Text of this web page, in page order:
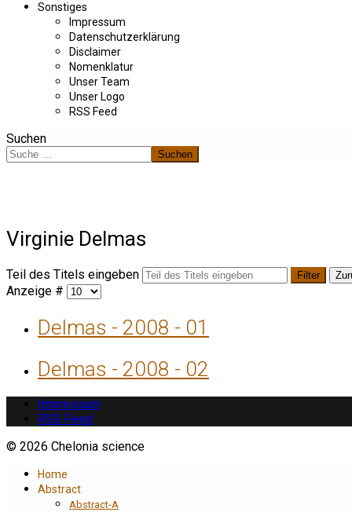
Sonstiges
Impressum
Datenschutzerklärung
Disclaimer
Nomenklatur
Unser Team
Unser Logo
RSS Feed
Suchen
Suchen
Virginie Delmas
Teil des Titels eingeben Filter
Anzeige #
Delmas - 2008 - 01
Delmas - 2008 - 02
Impressum
RSS Feed
© 2026 Chelonia science
Home
Abstract
Abstract-A